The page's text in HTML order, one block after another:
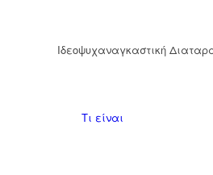
Ιδεοψυχαναγκαστική
Τι είναι